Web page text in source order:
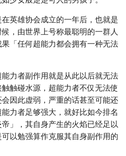
英雄协会成立的一年后，也就是
，由世界上号称最聪明的一群人
「任何超能力都会拥有一种无法
力者副作用就是从此以后就无法
触碰水源，超能力者不仅无法使
因此虚弱，严重的话甚至可能还
力者足够强大，就好比如今排名
」，其自身产生的火焰已经足以
以勉强算作克服其自身副作用的